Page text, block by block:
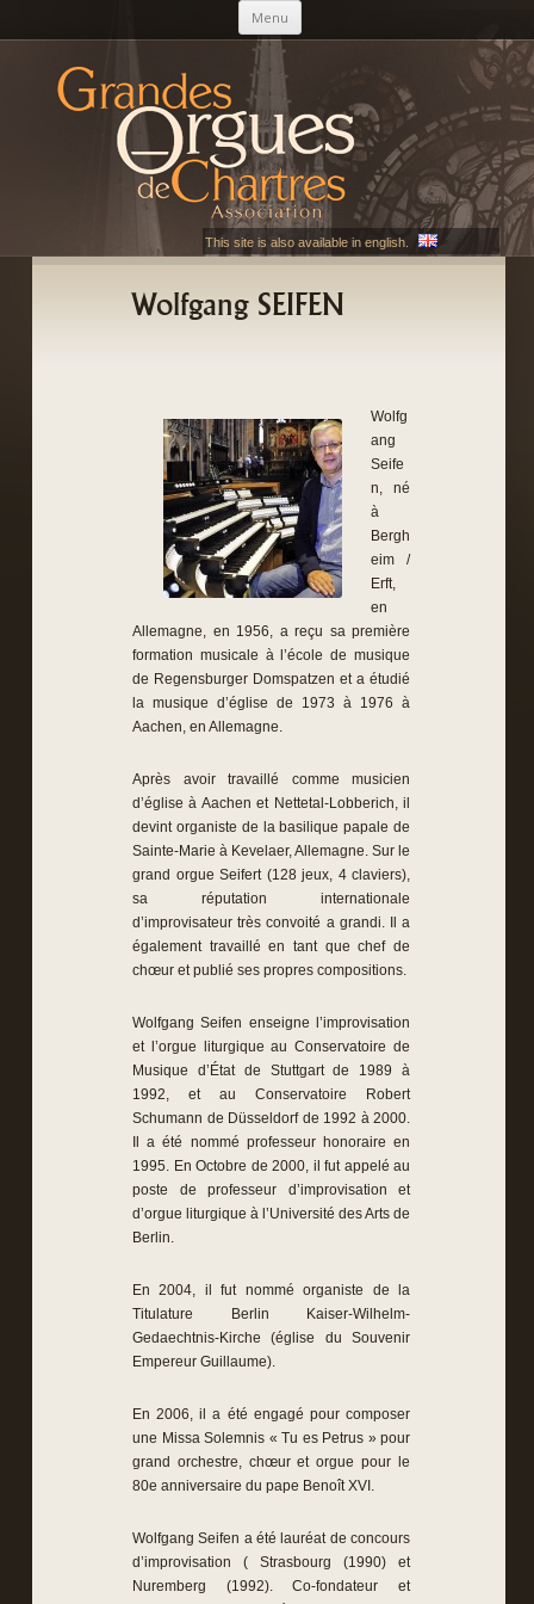
Menu Aller au contenu principal
AGOC
Les Grandes Orgues de Chartres
This site is also available in english.
Wolfgang SEIFEN
Wolfg
ang
Seife
n, né
à
Bergh
eim /
Erft,
en
Allemagne, en 1956, a reçu sa première
formation musicale à l’école de musique
de Regensburger Domspatzen et a étudié
la musique d’église de 1973 à 1976 à
Aachen, en Allemagne.
Après avoir travaillé comme musicien
d’église à Aachen et Nettetal-Lobberich, il
devint organiste de la basilique papale de
Sainte-Marie à Kevelaer, Allemagne. Sur le
grand orgue Seifert (128 jeux, 4 claviers),
sa réputation internationale
d’improvisateur très convoité a grandi. Il a
également travaillé en tant que chef de
chœur et publié ses propres compositions.
Wolfgang Seifen enseigne l’improvisation
et l’orgue liturgique au Conservatoire de
Musique d’État de Stuttgart de 1989 à
1992, et au Conservatoire Robert
Schumann de Düsseldorf de 1992 à 2000.
Il a été nommé professeur honoraire en
1995. En Octobre de 2000, il fut appelé au
poste de professeur d’improvisation et
d’orgue liturgique à l’Université des Arts de
Berlin.
En 2004, il fut nommé organiste de la
Titulature Berlin Kaiser-Wilhelm-
Gedaechtnis-Kirche (église du Souvenir
Empereur Guillaume).
En 2006, il a été engagé pour composer
une Missa Solemnis « Tu es Petrus » pour
grand orchestre, chœur et orgue pour le
80e anniversaire du pape Benoît XVI.
Wolfgang Seifen a été lauréat de concours
d’improvisation ( Strasbourg (1990) et
Nuremberg (1992). Co-fondateur et